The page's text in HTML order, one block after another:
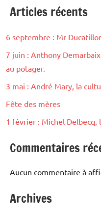
Articles récents
6 septembre : Mr
7 juin : Anthony
au potager.
3 mai : André Mary, la
Fête des mères
1 février : Michel Delbecq,
Commentaires
Aucun commentaire à
Archives